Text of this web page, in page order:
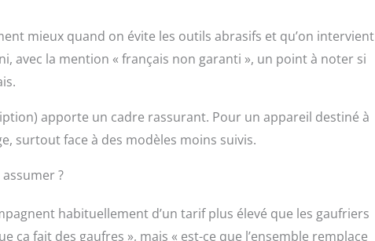
mieux quand on évite les outils abrasifs et qu’on intervient
avec la mention « français non garanti », un point à noter si
apporte un cadre rassurant. Pour un appareil destiné à
surtout face à des modèles moins suivis.
?
habituellement d’un tarif plus élevé que les gaufriers
ça fait des gaufres », mais « est-ce que l’ensemble remplace